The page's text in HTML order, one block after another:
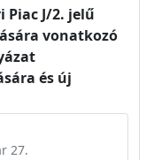
Piac J/2. jelű
vonatkozó
és új
27.